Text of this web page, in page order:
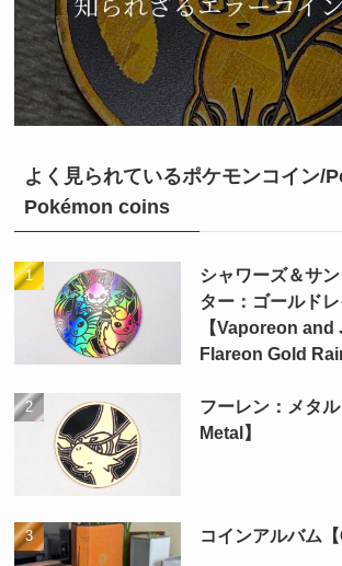
よく見られているポケモンコイン/
Pokémon coins
シャワーズ＆サ
ター：ゴールド
【Vaporeon
Flareon Gold
フーレン：メタ
Metal】
コインアルバム